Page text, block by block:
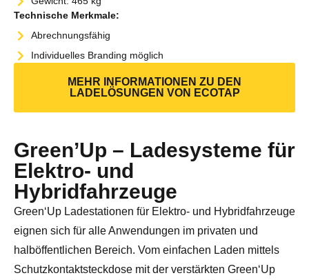
Technische Merkmale:
Abrechnungsfähig
Individuelles Branding möglich
MEHR INFORMATIONEN ZU DEN
LADELÖSUNGEN VON ECOTAP
Green’Up – Ladesysteme für
Elektro- und
Hybridfahrzeuge
Green‘Up Ladestationen für Elektro- und Hybridfahrzeuge
eignen sich für alle Anwendungen im privaten und
halböffentlichen Bereich. Vom einfachen Laden mittels
Schutzkontaktsteckdose mit der verstärkten Green‘Up